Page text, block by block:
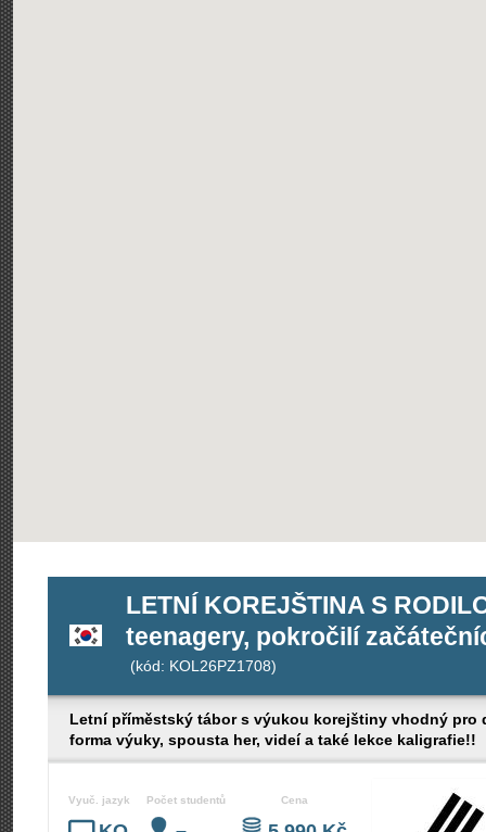
LETNÍ KOREJŠTINA S
teenagery, pokročilí
(kód: KOL26PZ1708)
Letní příměstský tábor s výukou korejštiny vhodný pro
forma výuky, spousta her, videí a také lekce kaligrafie!!
Vyuč. jazyk Počet studentů Cena